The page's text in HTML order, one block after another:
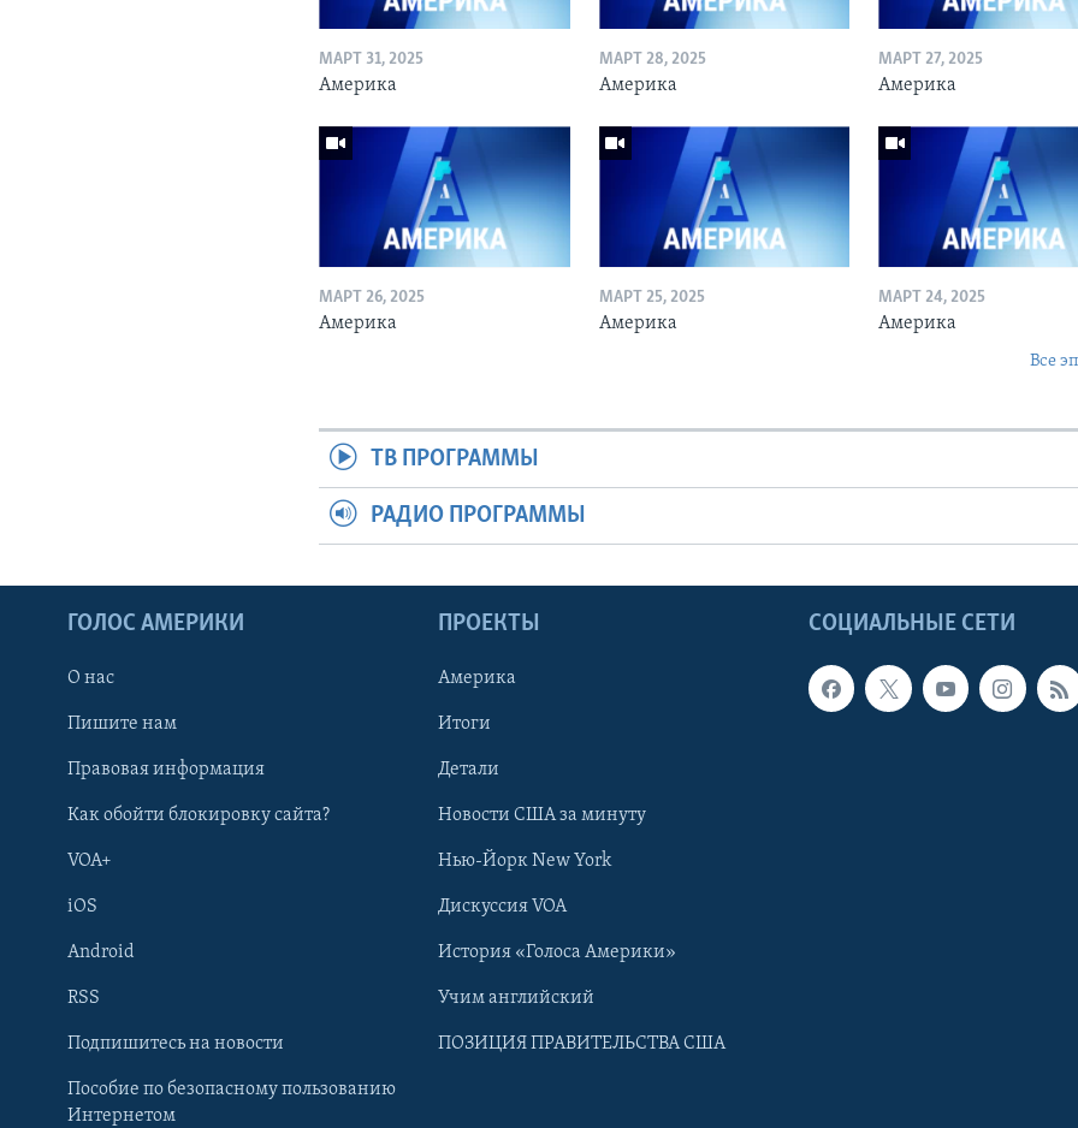
Learning English
МАРТ 31, 2025
Америка
МАРТ 28, 2025
Америка
МАРТ 27, 2025
Америка
МАРТ 26, 2025
Америка
МАРТ 25, 2025
Америка
МАРТ 24, 2025
Америка
Все
ТВ ПРОГРАММЫ
РАДИО ПРОГРАММЫ
СОЦИАЛЬНЫЕ СЕТИ
ГОЛОС АМЕРИКИ
О нас
Пишите нам
Правовая информация
Как обойти блокировку сайта?
VOA+
iOS
Android
RSS
Подпишитесь на новости
Пособие по безопасному пользованию
Интернетом
ПРОЕКТЫ
Америка
Итоги
Детали
Новости США за минуту
Нью-Йорк New York
Дискуссия VOA
История «Голоса Америки»
Учим английский
ПОЗИЦИЯ ПРАВИТЕЛЬСТВА США